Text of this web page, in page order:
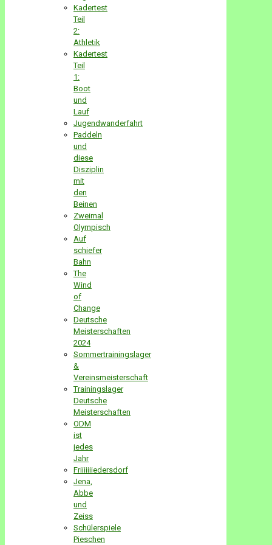
Kadertest
Teil
2:
Athletik
Kadertest
Teil
1:
Boot
und
Lauf
Jugendwanderfahrt
Paddeln
und
diese
Disziplin
mit
den
Beinen
Zweimal
Olympisch
Auf
schiefer
Bahn
The
Wind
of
Change
Deutsche
Meisterschaften
2024
Sommertrainingslager
&
Vereinsmeisterschaft
Trainingslager
Deutsche
Meisterschaften
ODM
ist
jedes
Jahr
Friiiiiiiedersdorf
Jena,
Abbe
und
Zeiss
Schülerspiele
Pieschen